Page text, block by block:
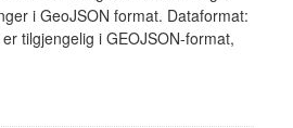
i GeoJSON format. Dataformat:
tilgjengelig i GEOJSON-format,